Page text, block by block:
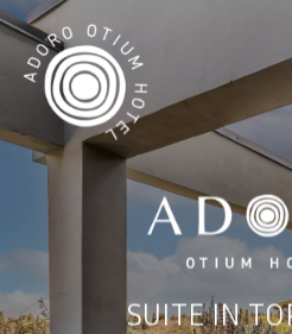
SUITE IN